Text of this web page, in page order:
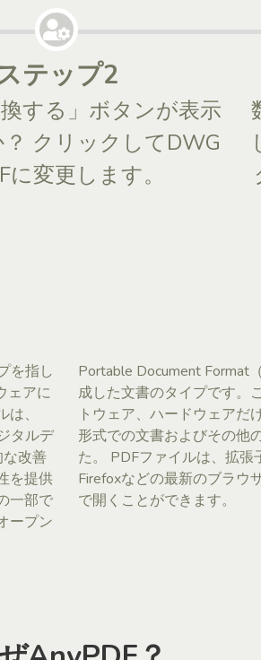
テップ2
する」ボタンが表示
クリックしてDWG
に変更します。
を指し
ェアに
、
タルデ
改善
を提供
一部で
ープン
Portable Document Format
成した文書のタイプです。
トウェア、ハードウェアだ
形式での文書およびその他
た。 PDFファイルは、拡張
Firefoxなどの最新のブラウ
で開くことができます。